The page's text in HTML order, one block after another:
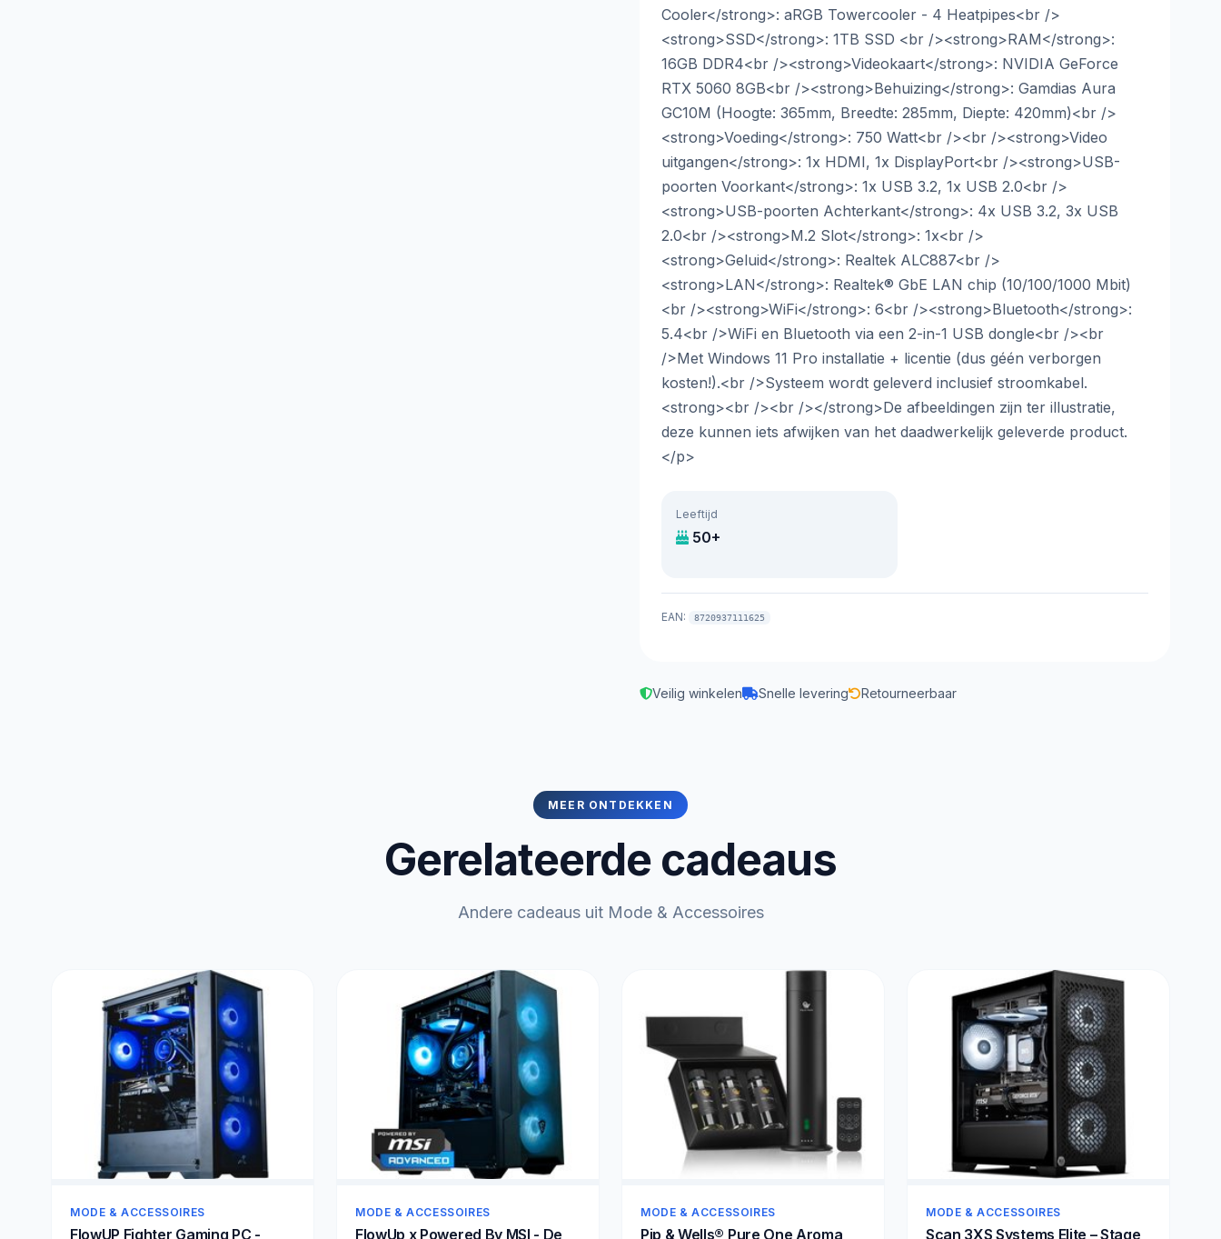
Cooler</strong>: aRGB Towercooler - 4 Heatpipes<br />
<strong>SSD</strong>: 1TB SSD <br /><strong>RAM</strong>:
16GB DDR4<br /><strong>Videokaart</strong>: NVIDIA GeForce
RTX 5060 8GB<br /><strong>Behuizing</strong>: Gamdias Aura
GC10M (Hoogte: 365mm, Breedte: 285mm, Diepte: 420mm)<br />
<strong>Voeding</strong>: 750 Watt<br /><br /><strong>Video
uitgangen</strong>: 1x HDMI, 1x DisplayPort<br /><strong>USB-
poorten Voorkant</strong>: 1x USB 3.2, 1x USB 2.0<br />
<strong>USB-poorten Achterkant</strong>: 4x USB 3.2, 3x USB
2.0<br /><strong>M.2 Slot</strong>: 1x<br />
<strong>Geluid</strong>: Realtek ALC887<br />
<strong>LAN</strong>: Realtek® GbE LAN chip (10/100/1000 Mbit)
<br /><strong>WiFi</strong>: 6<br /><strong>Bluetooth</strong>:
5.4<br />WiFi en Bluetooth via een 2-in-1 USB dongle<br /><br
/>Met Windows 11 Pro installatie + licentie (dus géén verborgen
kosten!).<br />Systeem wordt geleverd inclusief stroomkabel.
<strong><br /><br /></strong>De afbeeldingen zijn ter illustratie,
deze kunnen iets afwijken van het daadwerkelijk geleverde product.
</p>
Leeftijd
50+
EAN: 8720937111625
Veilig winkelen Snelle levering Retourneerbaar
MEER ONTDEKKEN
Gerelateerde cadeaus
Andere cadeaus uit Mode & Accessoires
MODE & ACCESSOIRES
FlowUP Fighter Gaming PC -
MODE & ACCESSOIRES
FlowUp x Powered By MSI - De
MODE & ACCESSOIRES
Pip & Wells® Pure One Aroma
MODE & ACCESSOIRES
Scan 3XS Systems Elite – Stage